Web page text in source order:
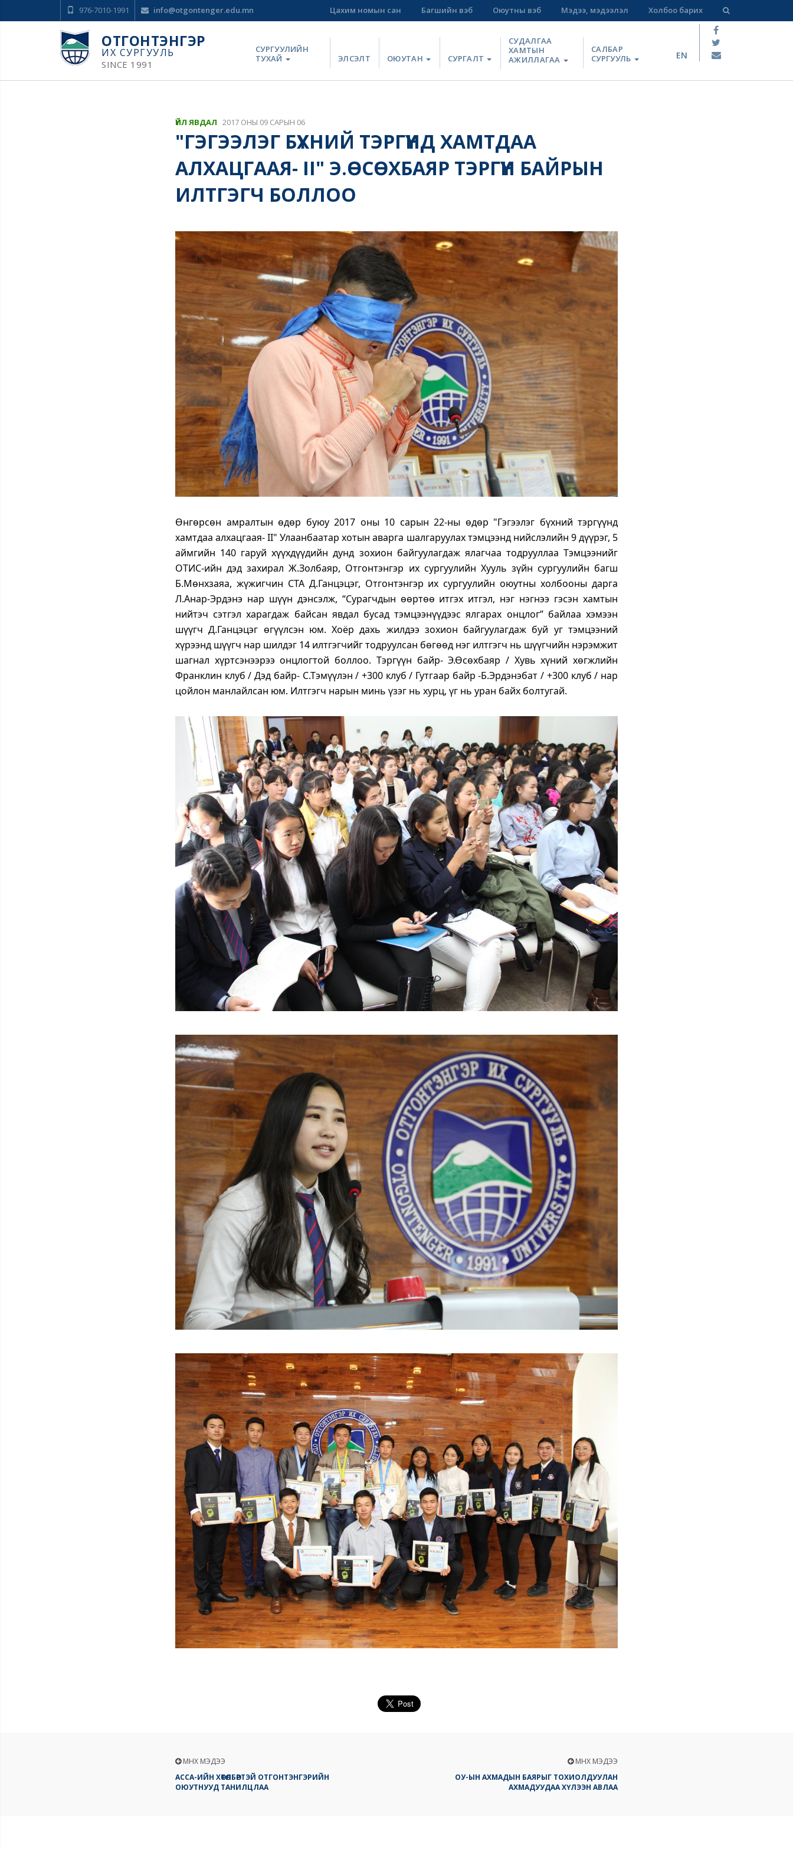
976-7010-1991 info@otgontenger.edu.mn Цахим номын сан Багшийн вэб Оюутны вэб Мэдээ, мэдээлэл Холбоо барих
ОТГОНТЭНГЭР
ИХ СУРГУУЛЬ
SINCE 1991
СУРГУУЛИЙН
ТУХАЙ
ЭЛСЭЛТ ОЮУТАН СУРГАЛТ
СУДАЛГАА
ХАМТЫН
АЖИЛЛАГАА
САЛБАР
СУРГУУЛЬ
EN
ҮЙЛ ЯВДАЛ 2017 ОНЫ 09 САРЫН 06
"ГЭГЭЭЛЭГ БҮХНИЙ ТЭРГҮҮНД ХАМТДАА
АЛХАЦГААЯ- II" Э.ӨСӨХБАЯР ТЭРГҮҮН БАЙРЫН
ИЛТГЭГЧ БОЛЛОО
Өнгөрсөн амралтын өдөр буюу 2017 оны 10 сарын 22-ны өдөр "Гэгээлэг бүхний тэргүүнд
хамтдаа алхацгаая- II" Улаанбаатар хотын аварга шалгаруулах тэмцээнд нийслэлийн 9 дүүрэг, 5
аймгийн 140 гаруй хүүхдүүдийн дунд зохион байгуулагдаж ялагчаа тодрууллаа Тэмцээнийг
ОТИС-ийн дэд захирал Ж.Золбаяр, Отгонтэнгэр их сургуулийн Хууль зүйн сургуулийн багш
Б.Мөнхзаяа, жүжигчин СТА Д.Ганцэцэг, Отгонтэнгэр их сургуулийн оюутны холбооны дарга
Л.Анар-Эрдэнэ нар шүүн дэнсэлж, “Сурагчдын өөртөө итгэх итгэл, нэг нэгнээ гэсэн хамтын
нийтэч сэтгэл харагдаж байсан явдал бусад тэмцээнүүдээс ялгарах онцлог” байлаа хэмээн
шүүгч Д.Ганцэцэг өгүүлсэн юм. Хоёр дахь жилдээ зохион байгуулагдаж буй уг тэмцээний
хүрээнд шүүгч нар шилдэг 14 илтгэгчийг тодруулсан бөгөөд нэг илтгэгч нь шүүгчийн нэрэмжит
шагнал хүртсэнээрээ онцлогтой боллоо. Тэргүүн байр- Э.Өсөхбаяр / Хувь хүний хөгжлийн
Франклин клуб / Дэд байр- С.Тэмүүлэн / +300 клуб / Гутгаар байр -Б.Эрдэнэбат / +300 клуб / нар
цойлон манлайлсан юм. Илтгэгч нарын минь үзэг нь хурц, үг нь уран байх болтугай.
ӨМНӨХ МЭДЭЭ
АССА-ИЙН ХӨТӨЛБӨРТЭЙ ОТГОНТЭНГЭРИЙН
ОЮУТНУУД ТАНИЛЦЛАА
ӨМНӨХ МЭДЭЭ
ОУ-ЫН АХМАДЫН БАЯРЫГ ТОХИОЛДУУЛАН
АХМАДУУДАА ХҮЛЭЭН АВЛАА